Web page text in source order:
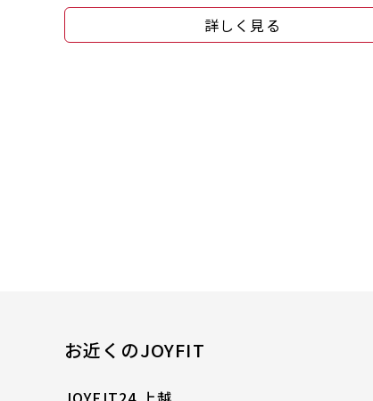
詳しく見る
お近くのJOYFIT